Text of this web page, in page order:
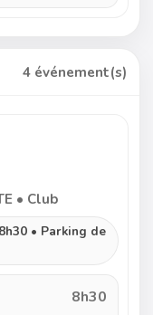
4 événement(s)
• Club
• Parking de
8h30